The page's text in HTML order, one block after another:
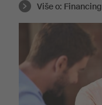
Više o: Financing